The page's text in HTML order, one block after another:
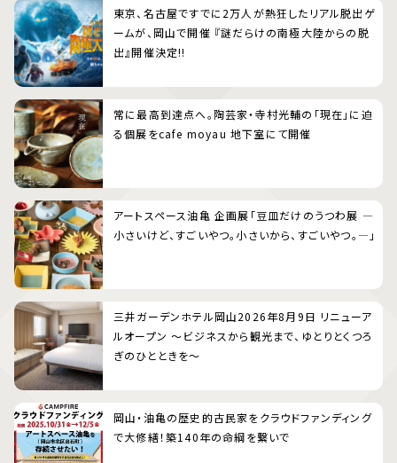
東京、名古屋ですでに2万人が熱狂したリアル脱出ゲ
ームが、岡山で開催 『謎だらけの南極大陸からの脱
出』開催決定!!
常に最高到達点へ。陶芸家・寺村光輔の「現在」に迫
る個展をcafe moyau 地下室にて開催
アートスペース油亀 企画展「豆皿だけのうつわ展 ―
小さいけど、すごいやつ。小さいから、すごいやつ。―」
三井ガーデンホテル岡山2026年8月9日 リニューア
ルオープン 〜ビジネスから観光まで、ゆとりとくつろ
ぎのひとときを〜
岡山・油亀の歴史的古民家をクラウドファンディング
で大修繕！築140年の命綱を繋いで